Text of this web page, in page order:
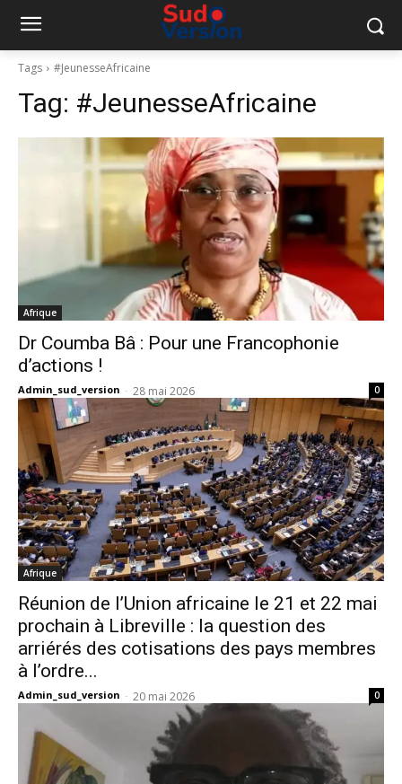
Tags #JeunesseAfricaine
Tag: #JeunesseAfricaine
Afrique
Dr Coumba Bâ : Pour une Francophonie
d’actions !
Admin_sud_version - 28 mai 2026 0
Afrique
Réunion de l’Union africaine le 21 et 22 mai
prochain à Libreville : la question des
arriérés des cotisations des pays membres
à l’ordre...
Admin_sud_version - 20 mai 2026 0